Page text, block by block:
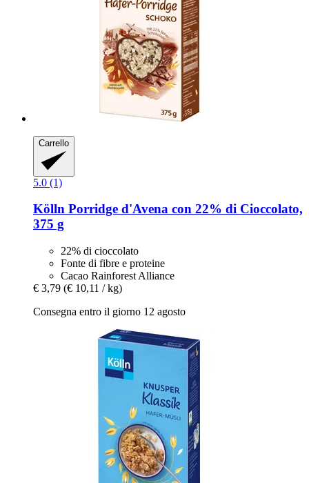
Carrello
5.0 (1)
Kölln Porridge d'Avena con 22% di Cioccolato,
375 g
22% di cioccolato
Fonte di fibre e proteine
Cacao Rainforest Alliance
€ 3,79 (€ 10,11 / kg)
Consegna entro il giorno 12 agosto